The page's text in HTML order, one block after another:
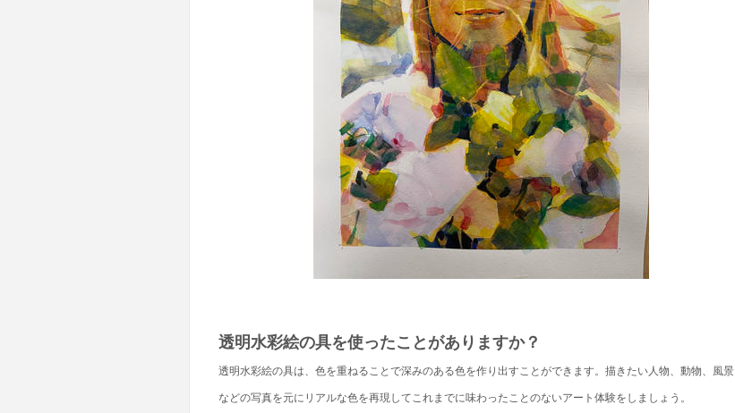
透明水彩絵の具を使ったことがありますか？
透明水彩絵の具は、色を重ねることで深みのある色を作り出すことができます。描きたい人物、動物、風景
などの写真を元にリアルな色を再現してこれまでに味わったことのないアート体験をしましょう。